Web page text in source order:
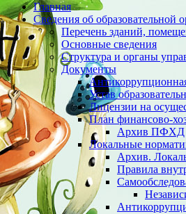
Главная
Сведения об образовательной
Перечень зданий,
Основные сведения
Структура и органы
Документы
Устав
Лицензии на
План финансово-
Архив ПФХД
Локальные
Архив.
Правила